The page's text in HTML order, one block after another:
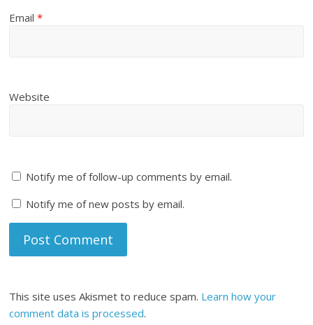
Email*
Website
Notify me of follow-up comments by email.
Notify me of new posts by email.
This site uses Akismet to reduce spam. Learn how your
comment data is processed.